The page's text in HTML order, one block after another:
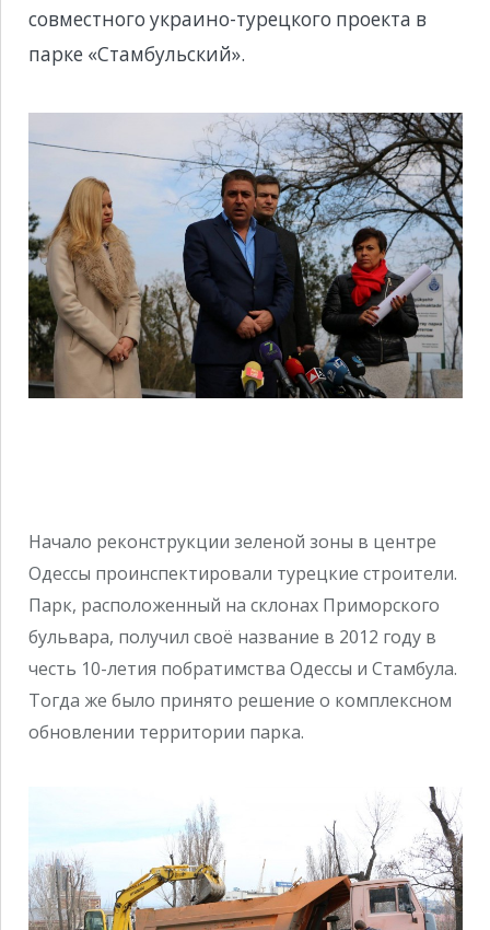
совместного украино-турецкого проекта в
парке «Стамбульский».
Начало реконструкции зеленой зоны в центре
Одессы проинспектировали турецкие строители.
Парк, расположенный на склонах Приморского
бульвара, получил своё название в 2012 году в
честь 10-летия побратимства Одессы и Стамбула.
Тогда же было принято решение о комплексном
обновлении территории парка.